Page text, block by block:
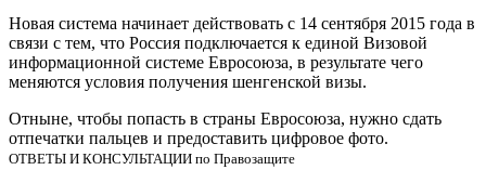
Новая система начинает действовать с 14 сентября 2015 года в
связи с тем, что Россия подключается к единой Визовой
информационной системе Евросоюза, в результате чего
меняются условия получения шенгенской визы.
Отныне, чтобы попасть в страны Евросоюза, нужно сдать
отпечатки пальцев и предоставить цифровое фото.
ОТВЕТЫ И КОНСУЛЬТАЦИИ по Правозащите